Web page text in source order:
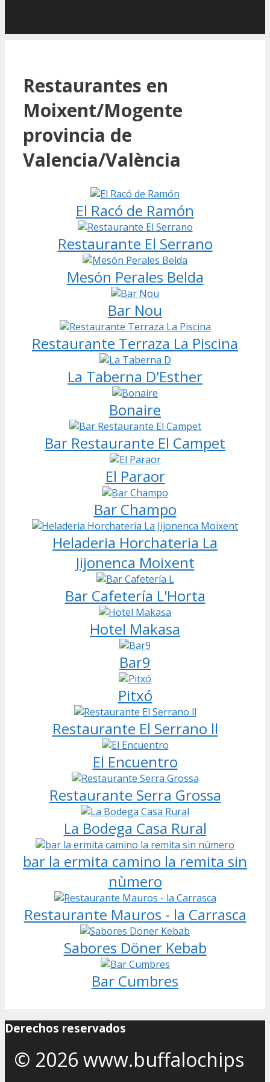
Restaurantes en
Moixent/Mogente
provincia de
Valencia/València
El Racó de Ramón
Restaurante El Serrano
Mesón Perales Belda
Bar Nou
Restaurante Terraza La Piscina
La Taberna D'Esther
Bonaire
Bar Restaurante El Campet
El Paraor
Bar Champo
Heladeria Horchateria La
Jijonenca Moixent
Bar Cafetería L'Horta
Hotel Makasa
Bar9
Pitxó
Restaurante El Serrano ll
El Encuentro
Restaurante Serra Grossa
La Bodega Casa Rural
bar la ermita camino la remita sin
nùmero
Restaurante Mauros - la Carrasca
Sabores Döner Kebab
Bar Cumbres
Derechos reservados
© 2026 www.buffalochips